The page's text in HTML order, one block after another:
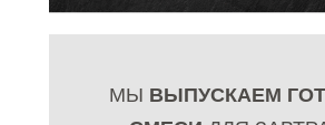
МЫ ВЫПУСКАЕМ